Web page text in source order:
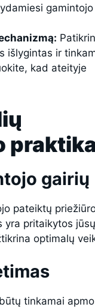
gamintojo
išlygintas ir
kad ateityje
gairių
pateiktų
yra pritaikytos jūsų
optimalų
tinkamai